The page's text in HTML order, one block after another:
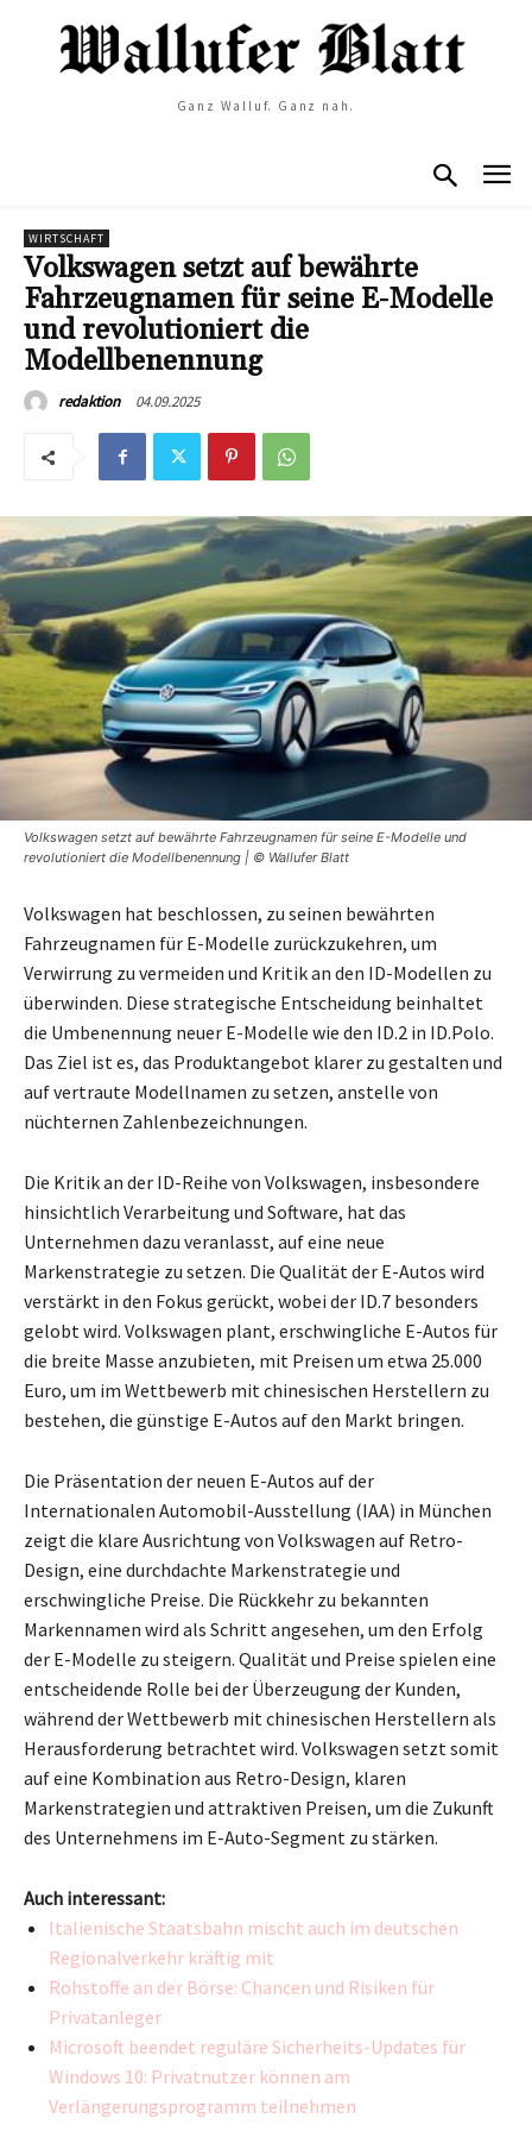
Ganz Walluf. Ganz nah.
WIRTSCHAFT
Volkswagen setzt auf bewährte
Fahrzeugnamen für seine E-Modelle
und revolutioniert die
Modellbenennung
redaktion 04.09.2025
Volkswagen setzt auf bewährte Fahrzeugnamen für seine E-Modelle und
revolutioniert die Modellbenennung | © Wallufer Blatt
Volkswagen hat beschlossen, zu seinen bewährten
Fahrzeugnamen für E-Modelle zurückzukehren, um
Verwirrung zu vermeiden und Kritik an den ID-Modellen zu
überwinden. Diese strategische Entscheidung beinhaltet
die Umbenennung neuer E-Modelle wie den ID.2 in ID.Polo.
Das Ziel ist es, das Produktangebot klarer zu gestalten und
auf vertraute Modellnamen zu setzen, anstelle von
nüchternen Zahlenbezeichnungen.
Die Kritik an der ID-Reihe von Volkswagen, insbesondere
hinsichtlich Verarbeitung und Software, hat das
Unternehmen dazu veranlasst, auf eine neue
Markenstrategie zu setzen. Die Qualität der E-Autos wird
verstärkt in den Fokus gerückt, wobei der ID.7 besonders
gelobt wird. Volkswagen plant, erschwingliche E-Autos für
die breite Masse anzubieten, mit Preisen um etwa 25.000
Euro, um im Wettbewerb mit chinesischen Herstellern zu
bestehen, die günstige E-Autos auf den Markt bringen.
Die Präsentation der neuen E-Autos auf der
Internationalen Automobil-Ausstellung (IAA) in München
zeigt die klare Ausrichtung von Volkswagen auf Retro-
Design, eine durchdachte Markenstrategie und
erschwingliche Preise. Die Rückkehr zu bekannten
Markennamen wird als Schritt angesehen, um den Erfolg
der E-Modelle zu steigern. Qualität und Preise spielen eine
entscheidende Rolle bei der Überzeugung der Kunden,
während der Wettbewerb mit chinesischen Herstellern als
Herausforderung betrachtet wird. Volkswagen setzt somit
auf eine Kombination aus Retro-Design, klaren
Markenstrategien und attraktiven Preisen, um die Zukunft
des Unternehmens im E-Auto-Segment zu stärken.
Auch interessant:
Italienische Staatsbahn mischt auch im deutschen
Regionalverkehr kräftig mit
Rohstoffe an der Börse: Chancen und Risiken für
Privatanleger
Microsoft beendet reguläre Sicherheits-Updates für
Windows 10: Privatnutzer können am
Verlängerungsprogramm teilnehmen